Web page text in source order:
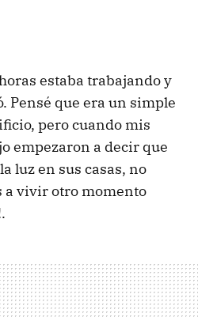
estaba trabajando y
Pensé que era un simple
pero cuando mis
empezaron a decir que
luz en sus casas, no
a vivir otro momento